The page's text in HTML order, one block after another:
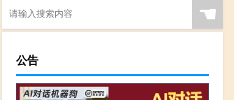
☚
公告